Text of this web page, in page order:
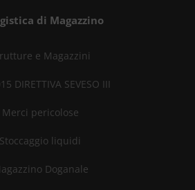
di Magazzino
e Magazzini
DIRETTIVA SEVESO III
Merci pericolose
Stoccaggio liquidi
Doganale